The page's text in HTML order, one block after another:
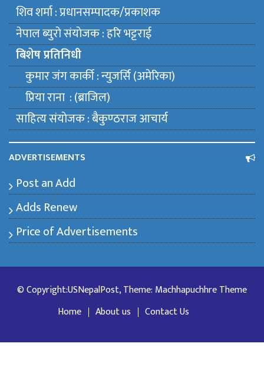
शिव शर्मा : प्रधानसम्पादक/प्रकाशक
नेपाल ब्युराे संयाेजक : हरि भट्टराई
बिशेष प्रतिनिधी
कुमार जंग कार्की : न्युजर्सि (अमेरिका)
प्रिया राना : (ब्राजिल)
साहित्य संयाेजक : बैकुण्ठराज आचार्य
ADVERTISEMENTS
Post an Add
Adds Renew
Price of Advertisements
© Copyright:USNepalPost, Theme: Machhapuchhre Theme
Home
About us Contact Us